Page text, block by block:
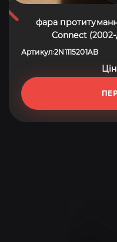
фара
Connect (2002-
Артикул:2N1115201AB